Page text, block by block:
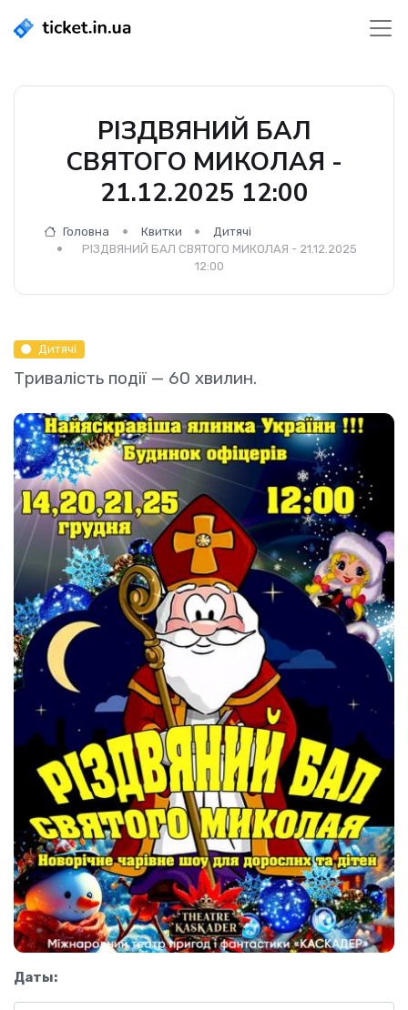
РІЗДВЯНИЙ БАЛ
СВЯТОГО МИКОЛАЯ -
21.12.2025 12:00
Головна Квитки
Дитячі
РІЗДВЯНИЙ БАЛ СВЯТОГО МИКОЛАЯ - 21.12.2025
12:00
Дитячі
Тривалість події — 60 хвилин.
Даты: